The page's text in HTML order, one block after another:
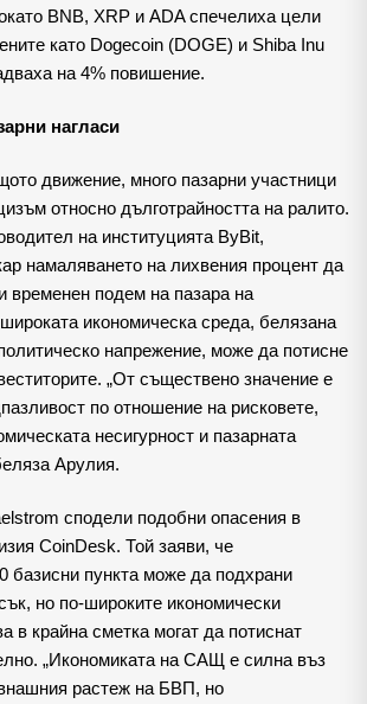
BNB, XRP и ADA спечелиха цели
като Dogecoin (DOGE) и Shiba Inu
на 4% повишение.
нагласи
движение, много пазарни участници
относно дълготрайността на ралито.
на институцията ByBit,
намаляването на лихвения процент да
временен подем на пазара на
икономическа среда, белязана
напрежение, може да потисне
„От съществено значение е
по отношение на рисковете,
несигурност и пазарната
Арулия.
сподели подобни опасения в
CoinDesk. Той заяви, че
базисни пункта може да подхрани
но по-широките икономически
в крайна сметка могат да потиснат
„Икономиката на САЩ е силна въз
растеж на БВП, но